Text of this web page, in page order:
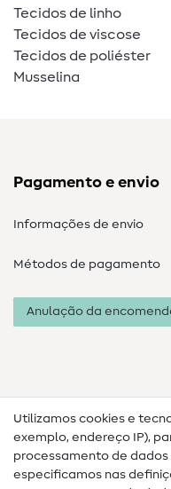
Tecidos de linho
Tecidos de viscose
Tecidos de poliéster
Musselina
Pagamento e envio
Informações de envio
Métodos de pagamento
Anulação da
Utilizamos cookies e
exemplo, endereço IP),
processamento de
especificamos nas
Informações legais